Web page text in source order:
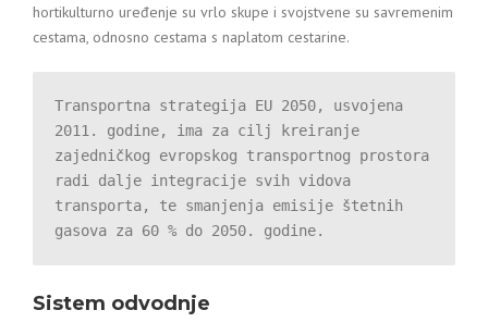
hortikulturno uređenje su vrlo skupe i svojstvene su savremenim
cestama, odnosno cestama s naplatom cestarine.
Transportna strategija EU 2050, usvojena
2011. godine, ima za cilj kreiranje
zajedničkog evropskog transportnog prostora
radi dalje integracije svih vidova
transporta, te smanjenja emisije štetnih
gasova za 60 % do 2050. godine.
Sistem odvodnje